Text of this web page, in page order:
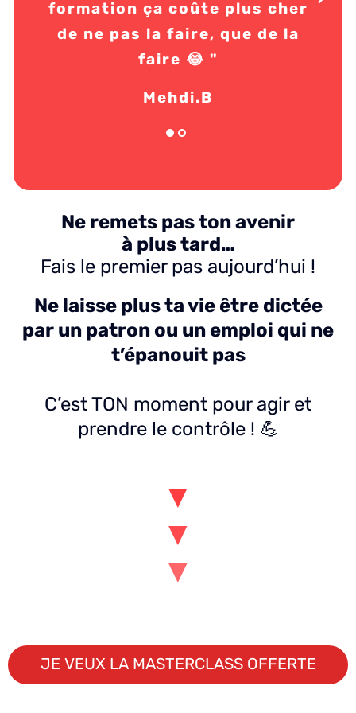
formation ça coûte plus cher
de ne pas la faire, que de la
faire 😂 "
Mehdi.B
Ne remets pas ton avenir
à plus tard…
Fais le premier pas aujourd’hui !
Ne laisse plus ta vie être dictée
par un patron ou un emploi qui ne
t’épanouit pas
C’est TON moment pour agir et
prendre le contrôle ! 💪
▼
▼
▼
JE VEUX LA MASTERCLASS OFFERTE